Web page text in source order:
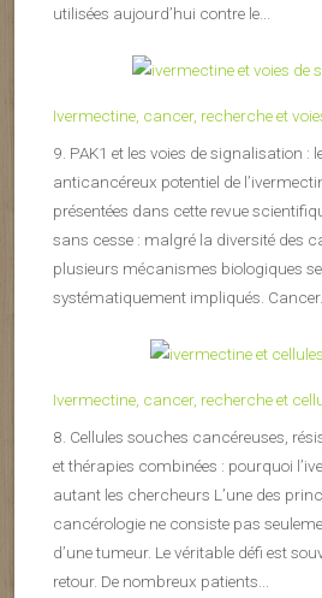
utilisées aujourd’hui contre le...
Ivermectine, cancer, recherche et
9. PAK1 et les voies de signalisation
anticancéreux potentiel de
présentées dans cette revue
sans cesse : malgré la diversité des
plusieurs mécanismes biologiques
systématiquement impliqués. Cancer...
Ivermectine, cancer, recherche et
8. Cellules souches cancéreuses,
et thérapies combinées : pourquoi
autant les chercheurs L’une des
cancérologie ne consiste pas
d’une tumeur. Le véritable défi est
retour. De nombreux patients...